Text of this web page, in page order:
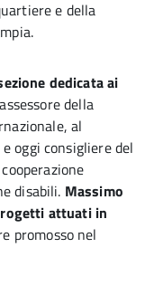
e della
dedicata ai
della
al
oggi consigliere del
disabili. Massimo
attuati in
promosso nel